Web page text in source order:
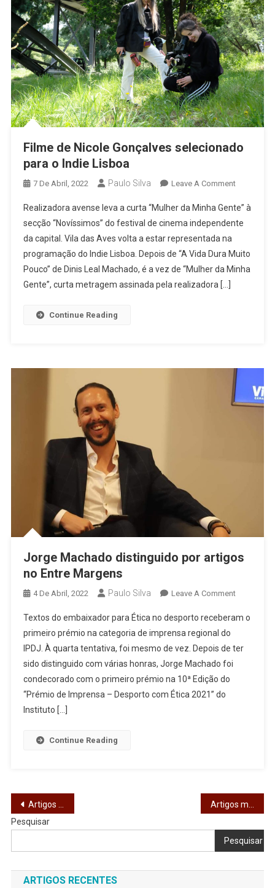
Filme de Nicole Gonçalves selecionado
para o Indie Lisboa
7 De Abril, 2022 Paulo Silva Leave A CommentOn
De
Nicole
Para
Realizadora avense leva a curta “Mulher da Minha Gente” à
secção “Novíssimos” do festival de cinema independente
da capital. Vila das Aves volta a estar representada na
programação do Indie Lisboa. Depois de “A Vida Dura Muito
Pouco” de Dinis Leal Machado, é a vez de “Mulher da Minha
Gente”, curta metragem assinada pela realizadora […]
Continue Reading
Jorge Machado distinguido por artigos
no Entre Margens
4 De Abril, 2022 Paulo Silva Leave A CommentOn
Machado
Por
Textos do embaixador para Ética no desporto receberam o
primeiro prémio na categoria de imprensa regional do
IPDJ. À quarta tentativa, foi mesmo de vez. Depois de ter
sido distinguido com várias honras, Jorge Machado foi
condecorado com o primeiro prémio na 10ª Edição do
“Prémio de Imprensa – Desporto com Ética 2021” do
Instituto […]
Continue Reading
Navegação
de
artigos
Artigos mais antigos
Pesquisar
Pesquisar
ARTIGOS RECENTES